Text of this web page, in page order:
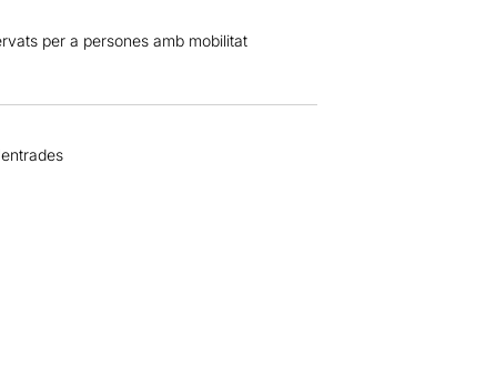
per a persones amb mobilitat